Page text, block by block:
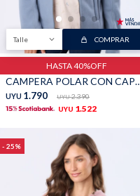
Talle COMPRAR
HASTA 40%OFF
CAMPERA
UYU 1.790 UYU 2.390
UYU 1.522
25
Shorts
Sacos